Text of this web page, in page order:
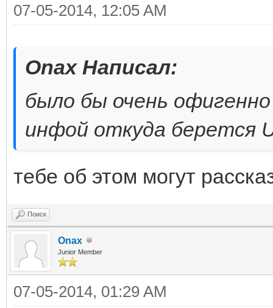
{
uint cry =
522286496);
int n = 4 *
for (int i = n -
Array[i] =
^ (uint)Inline(ref
for (int i = n; i <
07-05-2014, 12:05 AM
Onax Написал:
было бы очень
инфой откуда берется
тебе об этом могут
Поиск
Onax
Junior Member
07-05-2014, 01:29 AM